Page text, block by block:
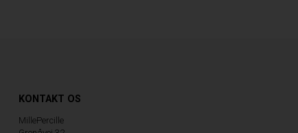
KONTAKT OS
MillePercille